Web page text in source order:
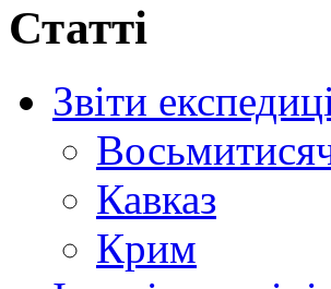
Статті
Звіти
Кавказ
Крим